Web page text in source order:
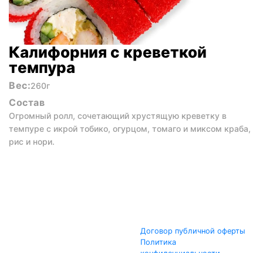
Калифорния с креветкой
темпура
Вес:260г
Состав
Огромный ролл, сочетающий хрустящую креветку в
темпуре с икрой тобико, огурцом, томаго и миксом краба,
рис и нори.
Договор публичной оферты
Политика